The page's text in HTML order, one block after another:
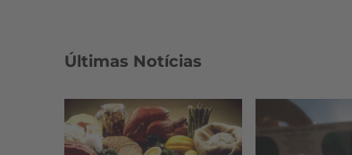
Últimas Notícias